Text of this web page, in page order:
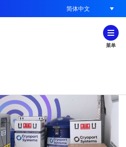
简体中文
菜单